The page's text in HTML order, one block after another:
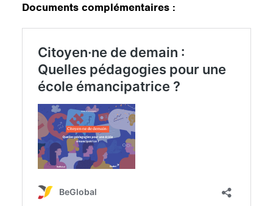
Documents complémentaires :